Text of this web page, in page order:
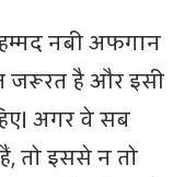
नबी अफगान
जरूरत है और इसी
अगर वे सब
तो इससे न तो